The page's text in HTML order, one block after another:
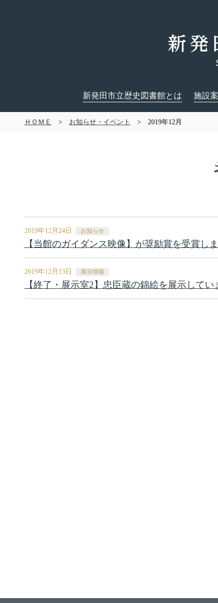
新発田市立歴史図書館とは 施設
ＨＯＭＥ > お知らせ・イベント > 2019年12月
2019年12月24日 お知らせ
【当館のガイダンス映像】が奨励賞を受賞し
2019年12月13日 展示情報
【終了・展示室2】忠臣蔵の錦絵を展示して